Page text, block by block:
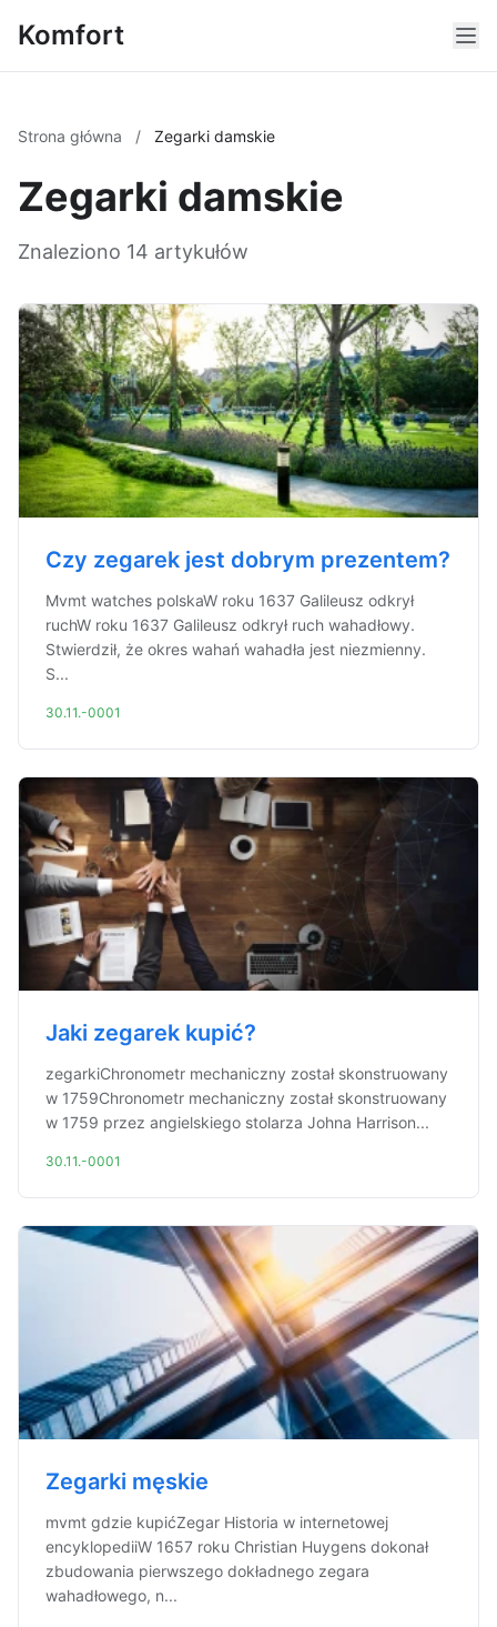
Komfort
Strona główna / Zegarki damskie
Zegarki damskie
Znaleziono 14 artykułów
Czy zegarek jest dobrym prezentem?
Mvmt watches polskaW roku 1637 Galileusz odkrył
ruchW roku 1637 Galileusz odkrył ruch wahadłowy.
Stwierdził, że okres wahań wahadła jest niezmienny.
S...
30.11.-0001
Jaki zegarek kupić?
zegarkiChronometr mechaniczny został skonstruowany
w 1759Chronometr mechaniczny został skonstruowany
w 1759 przez angielskiego stolarza Johna Harrison...
30.11.-0001
Zegarki męskie
mvmt gdzie kupićZegar Historia w internetowej
encyklopediiW 1657 roku Christian Huygens dokonał
zbudowania pierwszego dokładnego zegara
wahadłowego, n...